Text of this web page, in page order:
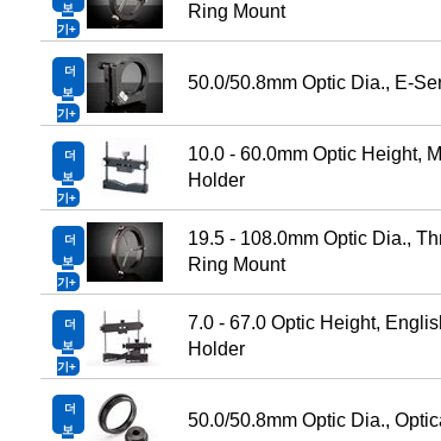
보
기
Ring Mount
더
보
기
50.0/50.8mm Optic Dia., E-
더
보
기
10.0 - 60.0mm Optic Height,
Holder
더
보
기
19.5 - 108.0mm Optic Dia.,
Ring Mount
더
보
기
7.0 - 67.0 Optic Height,
Holder
더
보
50.0/50.8mm Optic Dia.,